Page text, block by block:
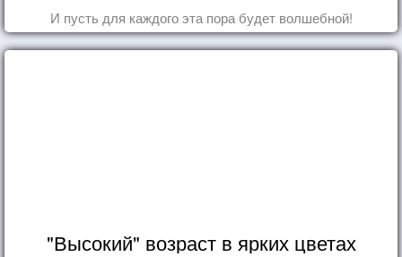
И пусть для каждого эта пора будет волшебной!
"Высокий" возраст в ярких цветах